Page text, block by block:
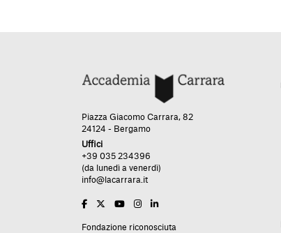
Piazza Giacomo Carrara, 82
24124 - Bergamo
Uffici
+39 035 234396
(da lunedì a venerdì)
info@lacarrara.it
Fondazione riconosciuta